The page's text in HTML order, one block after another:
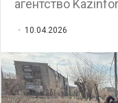
агентство
10.04.2026